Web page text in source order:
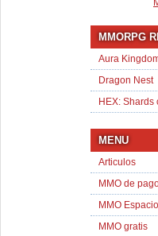
MMORPG
Aura
Dragon Nest
HEX: Shards
MENU
Articulos
MMO de
MMO Espacio
MMO gratis